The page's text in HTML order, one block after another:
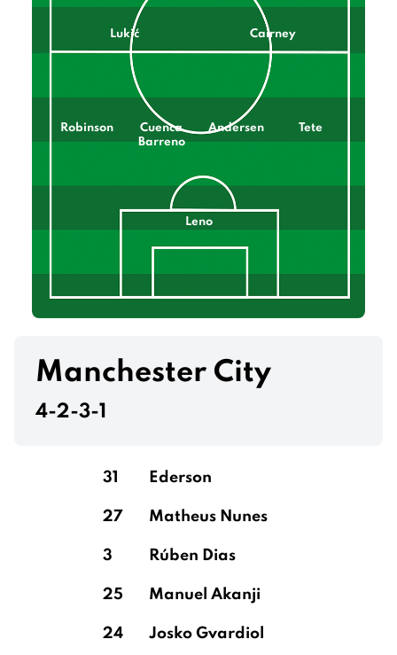
Lukić Cairney
Robinson
Cuenca
Barreno
Andersen Tete
Leno
Manchester City
4-2-3-1
31 Ederson
27 Matheus Nunes
3 Rúben Dias
25 Manuel Akanji
24 Josko Gvardiol